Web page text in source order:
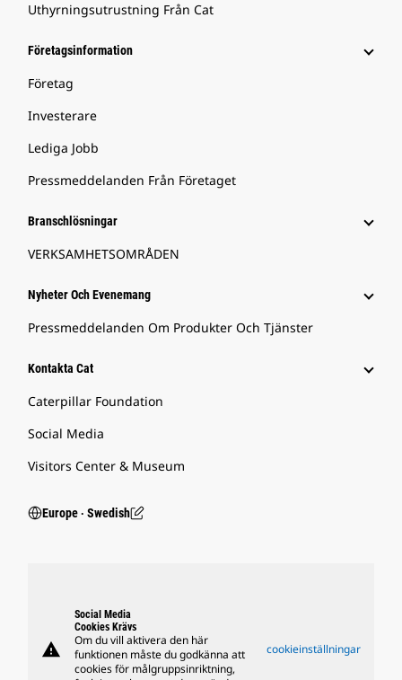
Uthyrningsutrustning Från Cat
Företagsinformation
Företag
Investerare
Lediga Jobb
Pressmeddelanden Från Företaget
Branschlösningar
VERKSAMHETSOMRÅDEN
Nyheter Och Evenemang
Pressmeddelanden Om Produkter Och Tjänster
Kontakta Cat
Caterpillar Foundation
Social Media
Visitors Center & Museum
Europe ‧ Swedish
warning
Social Media
Cookies Krävs
Om du vill aktivera den här
funktionen måste du godkänna att
cookies för målgruppsinriktning,
cookieinställningar